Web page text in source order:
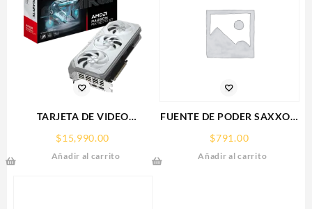
TARJETA DE VIDEO
R907XGAMINGOCICE-16GD)
RX 9070
$15,990.00
Añadir al carrito
FUENTE DE PODER SAXXON
REGULADA,12V,10
AMPERES,DISTRIBUIDOR
$791.00
Añadir al carrito